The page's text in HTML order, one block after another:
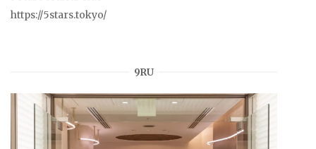
https://5stars.tokyo/
9RU